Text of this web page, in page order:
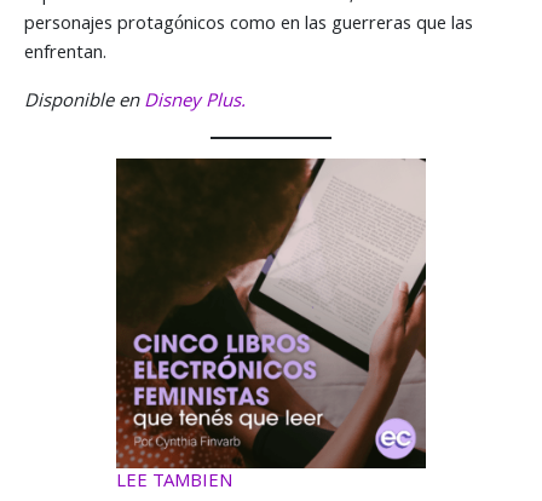
personajes protagónicos como en las guerreras que las
enfrentan.
Disponible enDisney Plus.
LEE TAMBIEN